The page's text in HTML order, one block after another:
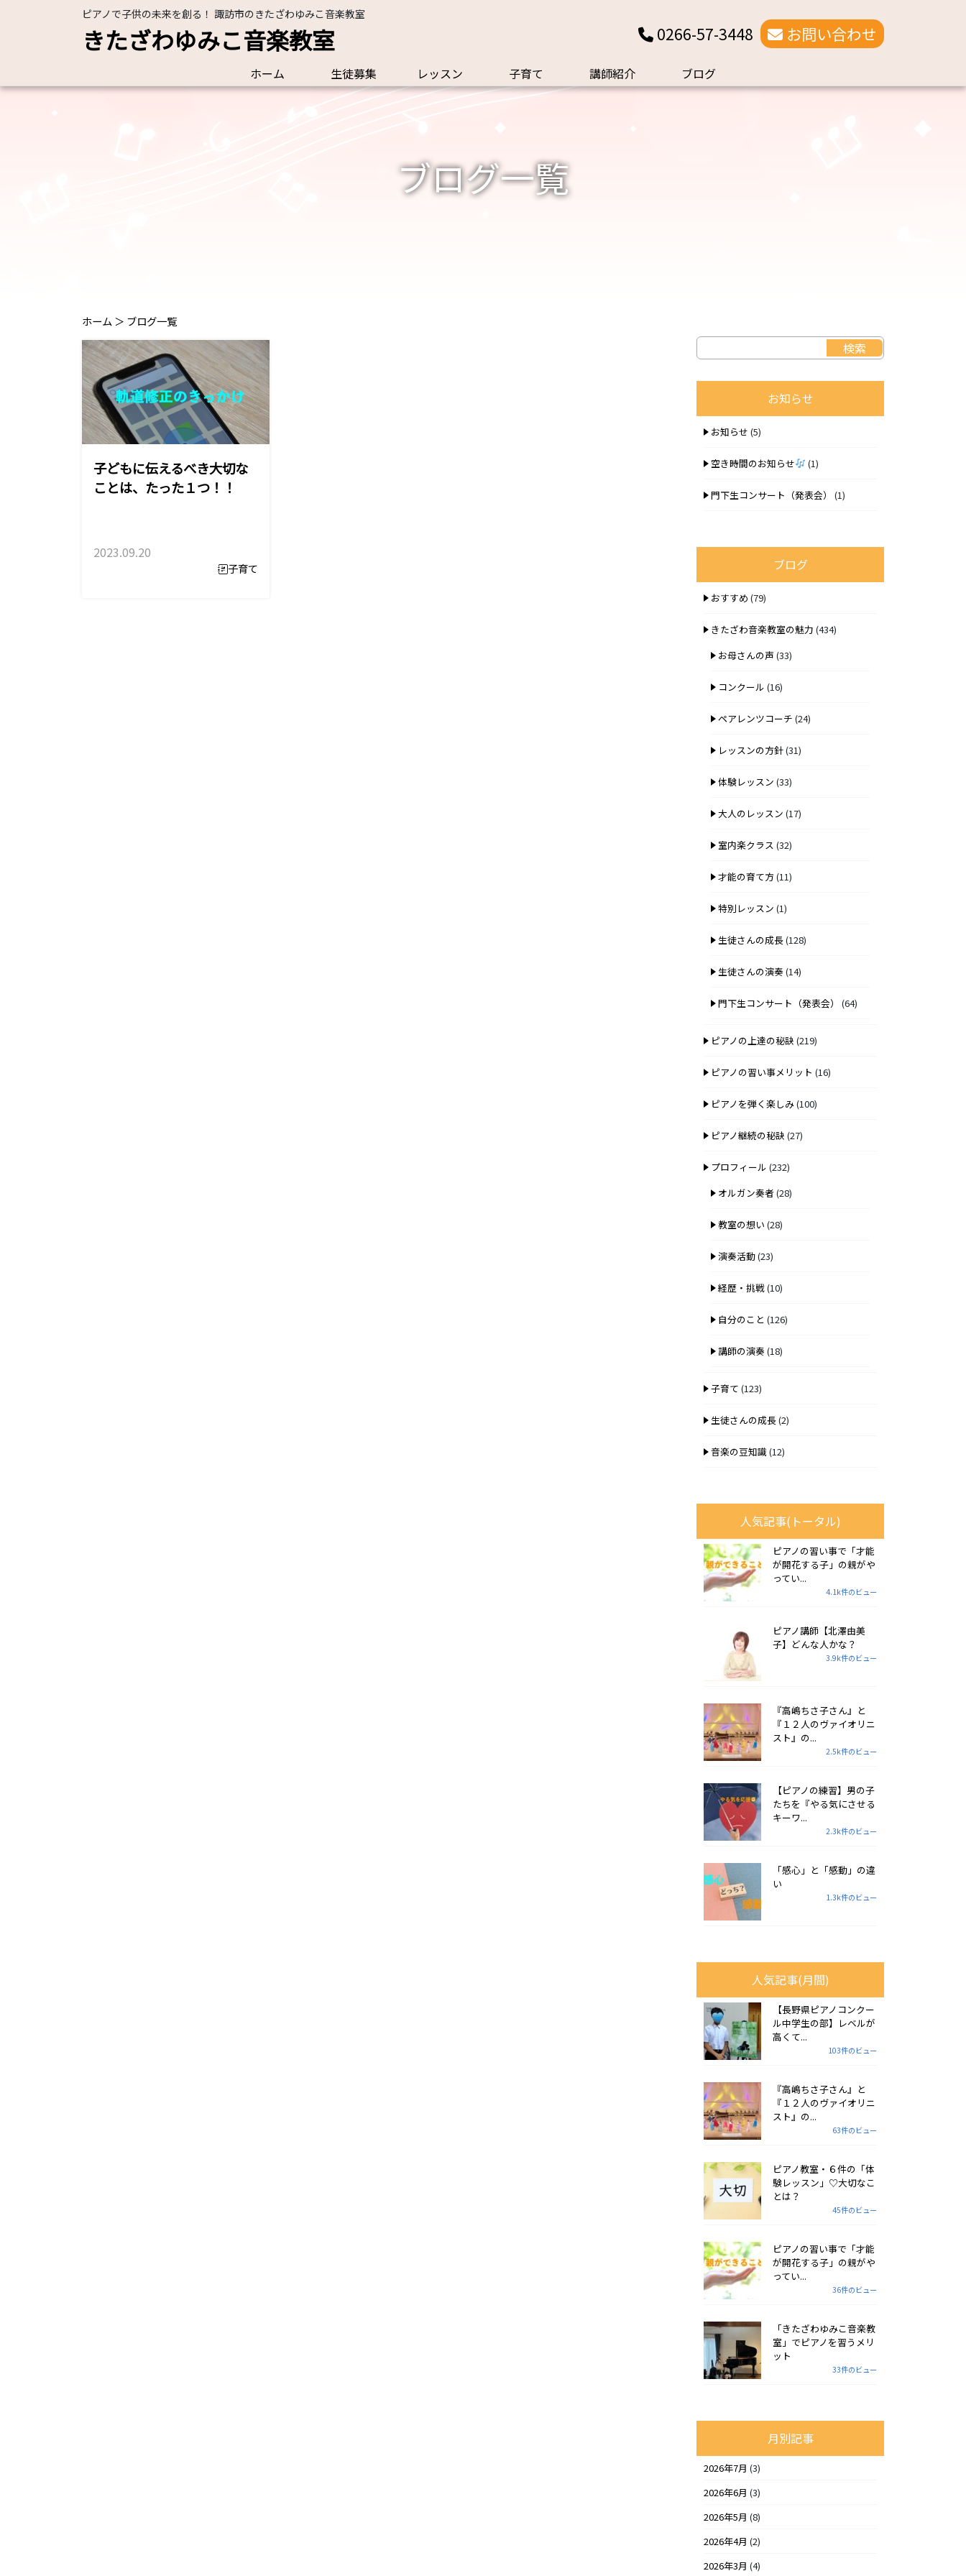
ピアノで子供の未来を創る！ 諏訪市のきたざわゆみこ音楽教室
きたざわゆみこ音楽教室 0266-57-3448 お問い合わせ
ホーム 生徒募集 レッスン 子育て 講師紹介 ブログ
ブログ一覧
ホーム ＞ ブログ一覧
子どもに伝えるべき大切な
ことは、たった１つ！！
2023.09.20
子育て
お知らせ
お知らせ (5)
空き時間のお知らせ (1)
門下生コンサート（発表会） (1)
ブログ
おすすめ (79)
きたざわ音楽教室の魅力 (434)
お母さんの声 (33)
コンクール (16)
ペアレンツコーチ (24)
レッスンの方針(31)
体験レッスン (33)
大人のレッスン (17)
室内楽クラス (32)
才能の育て方 (11)
特別レッスン (1)
生徒さんの成長(128)
生徒さんの演奏(14)
門下生コンサート（発表会） (64)
ピアノの上達の秘訣 (219)
ピアノの習い事メリット (16)
ピアノを弾く楽しみ(100)
ピアノ継続の秘訣 (27)
プロフィール (232)
オルガン奏者 (28)
教室の想い (28)
演奏活動(23)
経歴・挑戦(10)
自分のこと (126)
講師の演奏(18)
子育て (123)
生徒さんの成長(2)
音楽の豆知識(12)
人気記事(トータル)
ピアノの習い事で「才能
が開花する子」の親がや
ってい...
4.1k件のビュー
ピアノ講師【北澤由美
子】どんな人かな？
3.9k件のビュー
『高嶋ちさ子さん』と
『１２人のヴァイオリニ
スト』の...
2.5k件のビュー
【ピアノの練習】男の子
たちを『やる気にさせる
キーワ...
2.3k件のビュー
「感心」と「感動」の違
い
1.3k件のビュー
人気記事(月間)
【長野県ピアノコンクー
ル中学生の部】レベルが
高くて...
103件のビュー
『高嶋ちさ子さん』と
『１２人のヴァイオリニ
スト』の...
63件のビュー
ピアノ教室・６件の「体
験レッスン」♡大切なこ
とは？
45件のビュー
ピアノの習い事で「才能
が開花する子」の親がや
ってい...
36件のビュー
「きたざわゆみこ音楽教
室」でピアノを習うメリ
ット
33件のビュー
月別記事
2026年7月 (3)
2026年6月 (3)
2026年5月 (8)
2026年4月 (2)
2026年3月 (4)